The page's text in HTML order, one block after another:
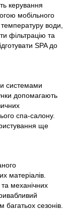
керування
мобільного
води,
фільтрацію та
SPA до
системами
допомагають
спа-салону.
ще
матеріалів.
механічних
багатьох сезонів.